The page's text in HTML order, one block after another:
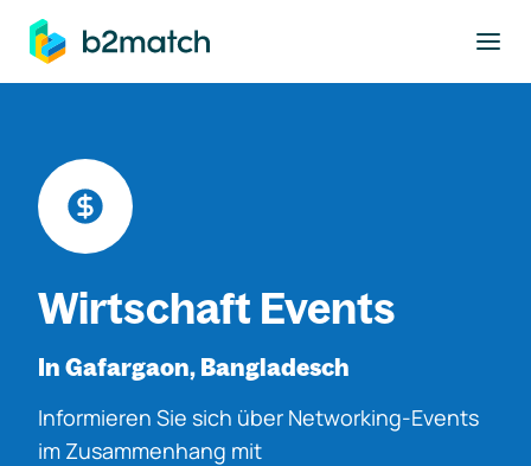
springen
Wirtschaft Events
In Gafargaon, Bangladesch
Informieren Sie sich über Networking-Events
im Zusammenhang mit